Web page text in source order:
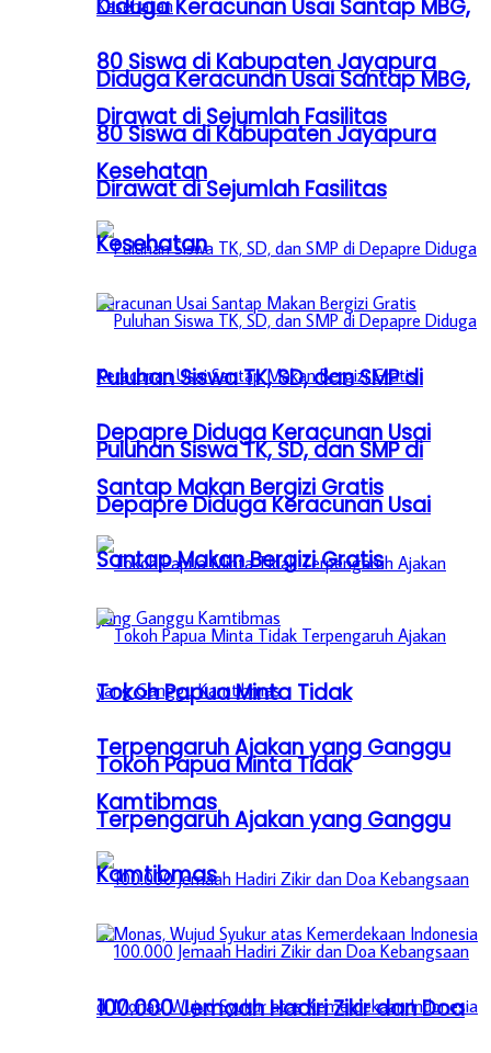
Diduga Keracunan Usai Santap MBG,
80 Siswa di Kabupaten Jayapura
Dirawat di Sejumlah Fasilitas
Kesehatan
Puluhan Siswa TK, SD, dan SMP di
Depapre Diduga Keracunan Usai
Santap Makan Bergizi Gratis
Tokoh Papua Minta Tidak
Terpengaruh Ajakan yang Ganggu
Kamtibmas
100.000 Jemaah Hadiri Zikir dan Doa
Diduga Keracunan Usai Santap MBG,
80 Siswa di Kabupaten Jayapura
Dirawat di Sejumlah Fasilitas
Kesehatan
Puluhan Siswa TK, SD, dan SMP di
Depapre Diduga Keracunan Usai
Santap Makan Bergizi Gratis
Tokoh Papua Minta Tidak
Terpengaruh Ajakan yang Ganggu
Kamtibmas